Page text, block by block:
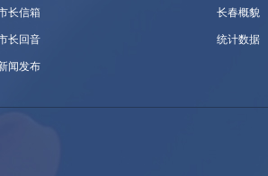
长信箱
长回音
闻发布
长春概貌
统计数据